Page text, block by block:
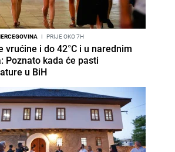
I PRIJE OKO 7H
vrućine i do 42°C i u narednim
Poznato kada će pasti
u BiH